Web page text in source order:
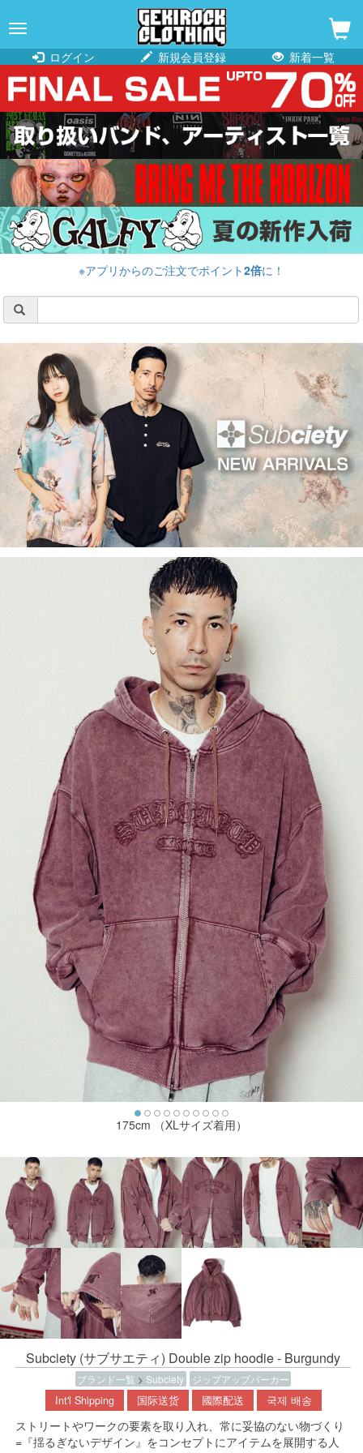
navigation
ログイン
新規会員登録 新着一覧
※アプリからのご注文でポイント2倍に！
175cm （XLサイズ着用）
Subciety (サブサエティ) Double zip hoodie - Burgundy
ブランド一覧 > Subciety ジップアップパーカー
Int'l Shipping 国际送货 國際配送 국제 배송
ストリートやワークの要素を取り入れ、常に妥協のない物づくり
=『揺るぎないデザイン』をコンセプトにアイテムを展開する人